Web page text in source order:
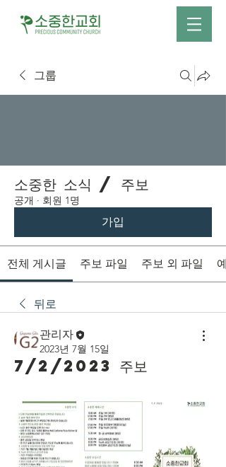
그룹
소중한 소식 / 주보
공개 · 회원 1명
가입
전체 게시글 주보 파일 주보 외 파일
뒤로
관리자
2023년 7월 15일
7/2/2023 주보